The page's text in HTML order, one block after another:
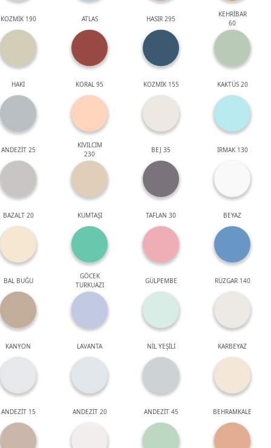
KOZMİK 190 ATLAS HASIR 295
KEHRİBAR
60
HAKİ KORAL 95 KOZMİK 155 KAKTÜS 20
ANDEZİT 25
KIVILCIM
230
BEJ 35 IRMAK 130
BAZALT 20 KUMTAŞI TAFLAN 30 BEYAZ
BAL BUĞU
GÖCEK
TURKUAZI
GÜLPEMBE RÜZGAR 140
KANYON LAVANTA NİL YEŞİLİ KARBEYAZ
ANDEZİT 15 ANDEZİT 20 ANDEZİT 45 BEHRAMKALE